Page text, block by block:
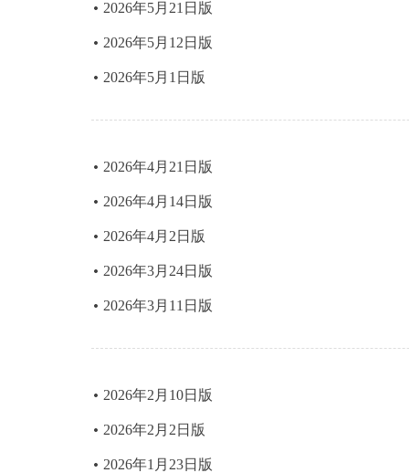
2026年5月21日版
2026年5月12日版
2026年5月1日版
2026年4月21日版
2026年4月14日版
2026年4月2日版
2026年3月24日版
2026年3月11日版
2026年2月10日版
2026年2月2日版
2026年1月23日版